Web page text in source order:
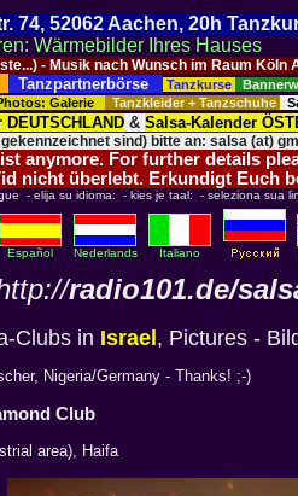
74, 52062 Aachen, 20h
Wärmebilder Ihres Hauses
- Musik nach Wunsch im Raum Köln
Tanzpartnerbörse Tanzkurse
Galerie Tanzkleider + Tanzschuhe
& Salsa-Kalender
sind) bitte an: salsa (at)
anymore. For further details
nicht überlebt. Erkundigt Euch
- elija su idioma: - kies je taal: - seleziona sua
Español Nederlands Italiano
radio101.de/
Clubs in Israel , Pictures -
Nigeria/Germany - Thanks! ;-)
Club
area), Haifa